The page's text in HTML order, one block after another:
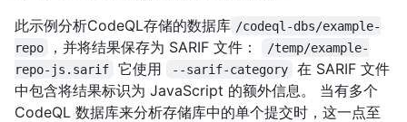
此示例分析CodeQL存储的数据库 /codeql-dbs/example-
repo
，并将结果保存为 SARIF 文件：
/temp/example-
repo-js.sarif
它使用 --sarif-category
在 SARIF 文件
中包含将结果标识为 JavaScript 的额外信息。 当有多个
CodeQL 数据库来分析存储库中的单个提交时，这一点至